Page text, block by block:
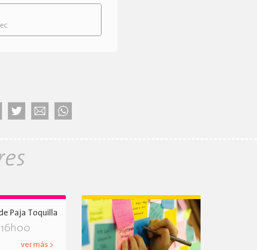
Paja Toquilla
16h00
ver más >